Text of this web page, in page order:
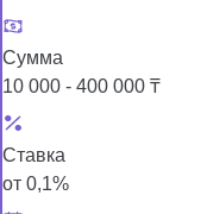
Сумма
10 000 - 400 000 ₸
Ставка
от 0,1%